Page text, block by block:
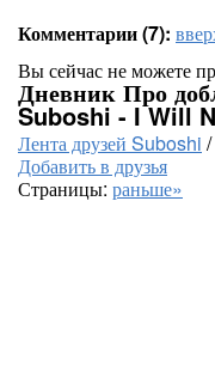
Комментарии (7):
Вы сейчас не можете
Дневник Про
Suboshi - I Will
Лента друзей Suboshi /
Добавить в друзья
Страницы: раньше»